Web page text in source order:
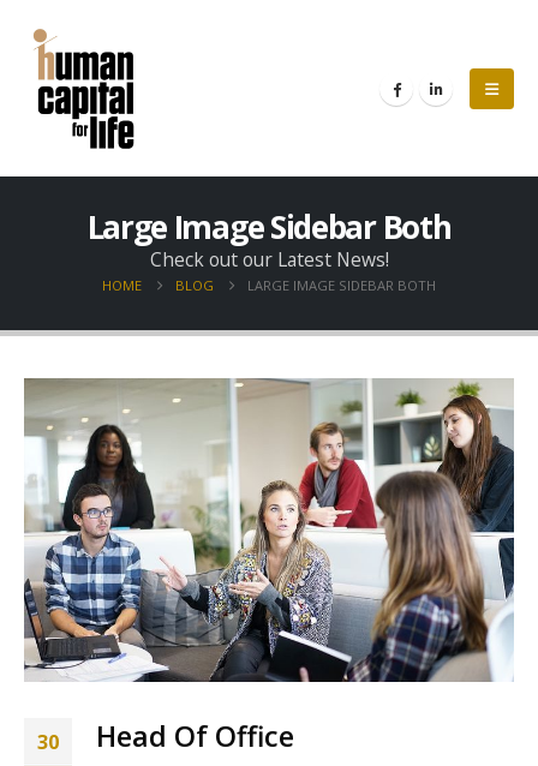
Large Image Sidebar Both
Check out our Latest News!
HOME BLOG LARGE IMAGE SIDEBAR BOTH
30 Head Of Office